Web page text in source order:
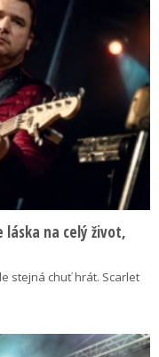
láska na celý život,
stejná chuť hrát. Scarlet